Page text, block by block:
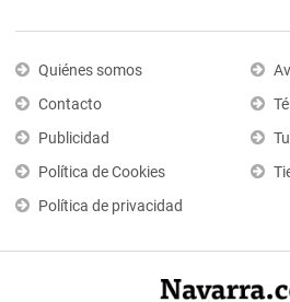
Quiénes somos
Contacto
Publicidad
Política de Cookies
Política de privacidad